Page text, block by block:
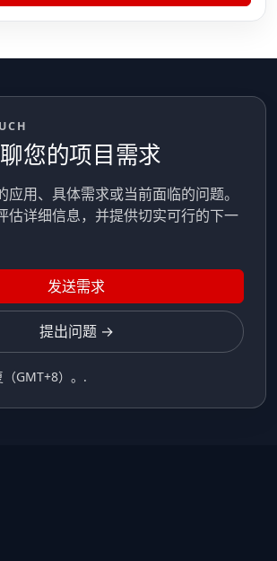
您的项目需求
应用、具体需求或当前面临的问题。
估详细信息，并提供切实可行的下一
发送需求
提出问题 →
GMT+8）。.